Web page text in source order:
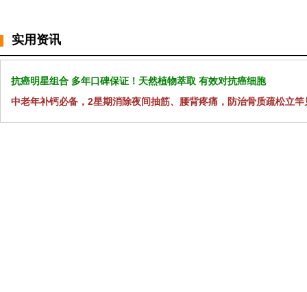
实用资讯
抗癌明星组合 多年口碑保证！天然植物萃取 有效对抗癌细胞
中老年补钙必备，2星期消除夜间抽筋、腰背疼痛，防治骨质疏松立竿